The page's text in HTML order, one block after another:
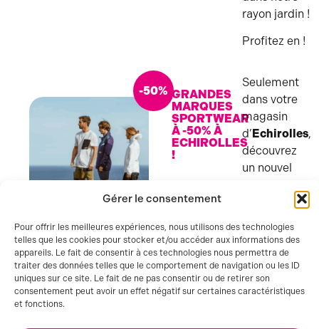
Gérer le consentement
Pour offrir les meilleures expériences, nous utilisons des technologies
telles que les cookies pour stocker et/ou accéder aux informations des
appareils. Le fait de consentir à ces technologies nous permettra de
traiter des données telles que le comportement de navigation ou les ID
uniques sur ce site. Le fait de ne pas consentir ou de retirer son
consentement peut avoir un effet négatif sur certaines caractéristiques
et fonctions.
rayon jardin !
Profitez en !
-50%
SPORTWEAR
GRANDES
MARQUES
SPORTWEAR
À -50% À
ECHIROLLES
!
Seulement
dans votre
magasin
d’ Echirolles,
découvrez
un nouvel
vêtements,
et
accessoires
sportwear de
grandes